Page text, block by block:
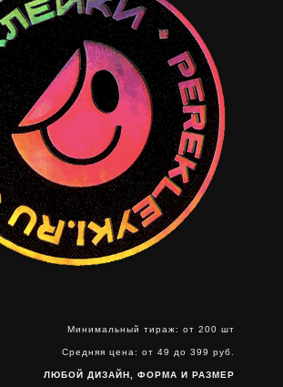
Минимальный тираж: от 200 шт
Средняя цена: от 49 до 399 руб.
ЛЮБОЙ ДИЗАЙН, ФОРМА И РАЗМЕР